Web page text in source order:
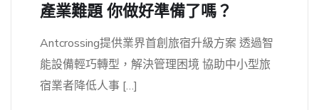
產業難題 你做好準備了嗎？
Antcrossing提供業界首創旅宿升級方案 透過智
能設備輕巧轉型，解決管理困境 協助中小型旅
宿業者降低人事 […]